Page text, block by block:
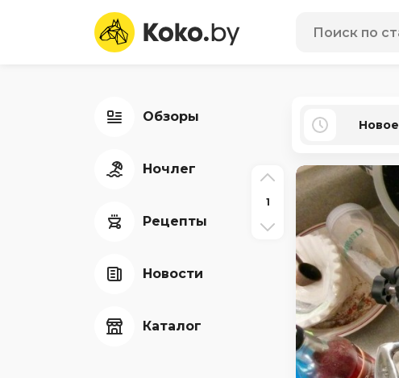
Обзоры
Ночлег
Рецепты
Новости
Каталог
Новое
1